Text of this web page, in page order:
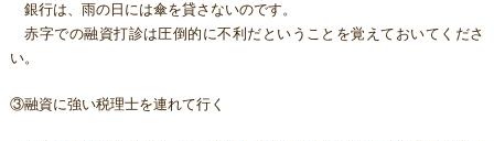
銀行は、雨の日には傘を貸さないのです。
赤字での融資打診は圧倒的に不利だということを覚えておいてくださ
い。
③融資に強い税理士を連れて行く